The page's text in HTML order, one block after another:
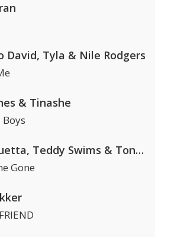
David, Tyla & Nile Rodgers
& Tinashe
David Guetta, Teddy Swims & Tones And I
Gone